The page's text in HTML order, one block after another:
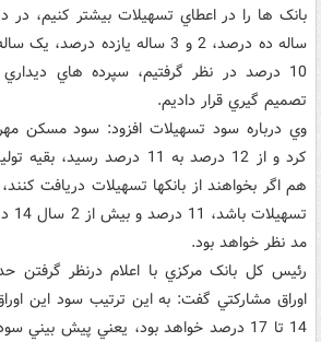
تصميم گيري قرار داديم.
وي درباره سود تسهيلات افزود: سود مسکن
کرد و از 12 درصد به 11 درصد
مد نظر خواهد بود.
رئيس کل بانک مرکزي با اعلام درنظر گرفتن
اوراق مشارکتي گفت: به اين ترتيب سود اين
14 تا 17 درصد خواهد بود، يعني پيش بيني